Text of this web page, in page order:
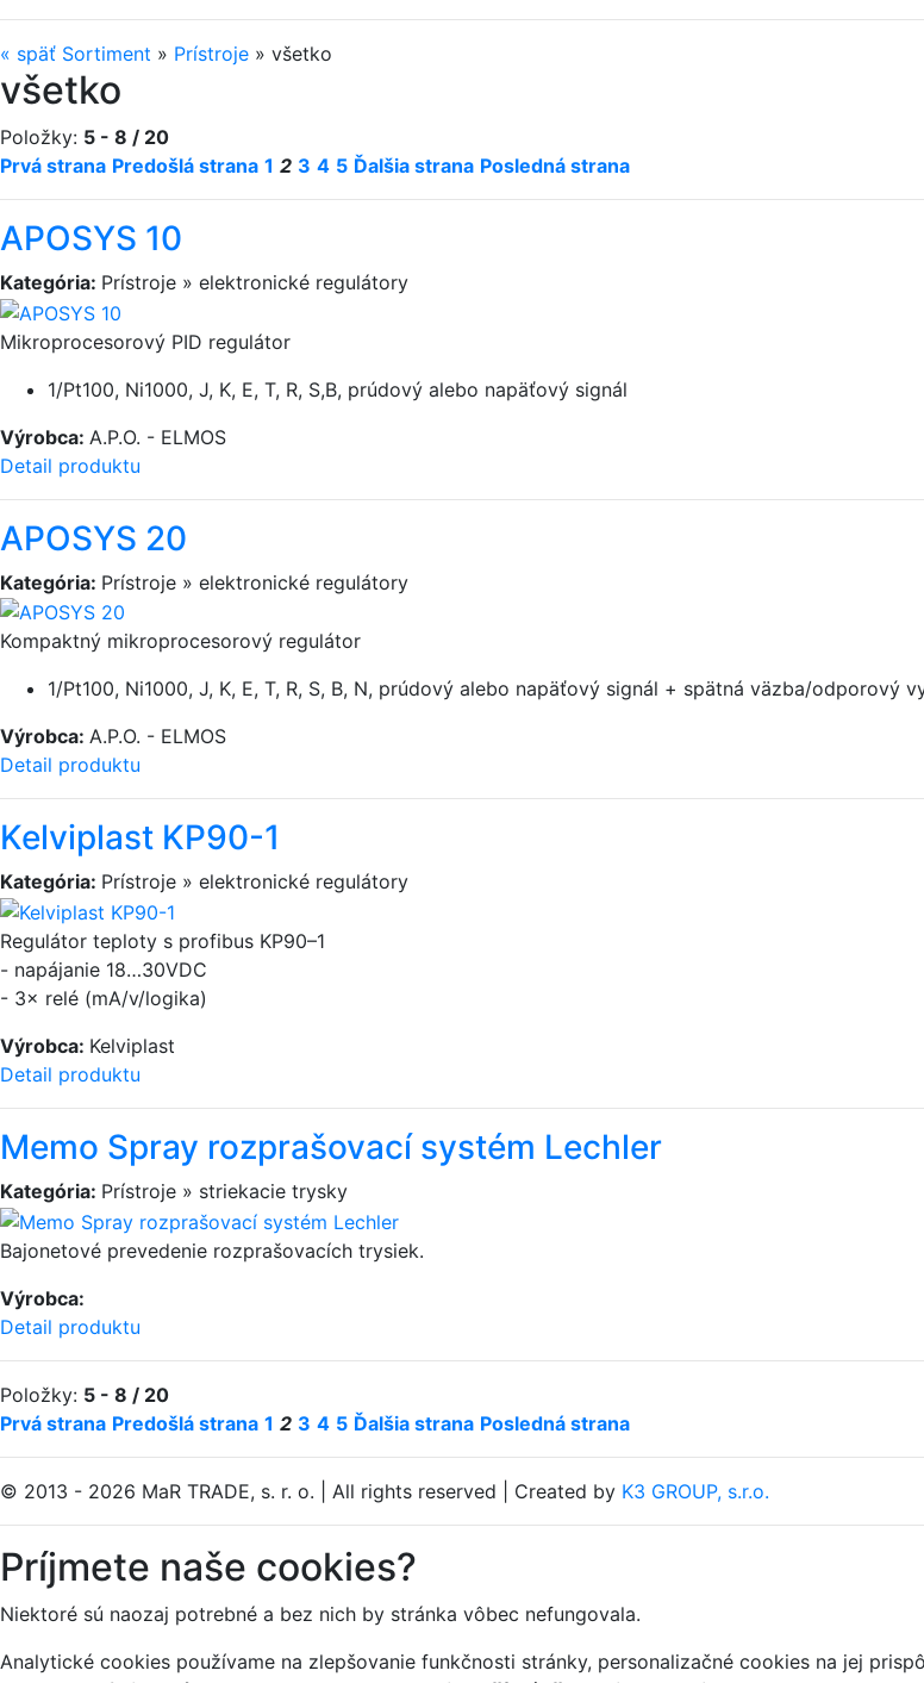
« späť Sortiment » Prístroje » všetko
všetko
Položky: 5 - 8 / 20
Prvá strana Predošlá strana 1 2 3 4 5 Ďalšia strana Posledná strana
APOSYS 10
Kategória: Prístroje » elektronické regulátory
Mikroprocesorový PID regulátor
1/Pt100, Ni1000, J, K, E, T, R, S,B, prúdový alebo napäťový signál
Výrobca: A.P.O. - ELMOS
Detail produktu
APOSYS 20
Kategória: Prístroje » elektronické regulátory
Kompaktný mikroprocesorový regulátor
1/Pt100, Ni1000, J, K, E, T, R, S, B, N, prúdový alebo napäťový signál + spätná väzba/odporový
Výrobca: A.P.O. - ELMOS
Detail produktu
Kelviplast KP90-1
Kategória: Prístroje » elektronické regulátory
Regulátor teploty s profibus KP90–1
- napájanie 18…30VDC
- 3× relé (mA/v/logika)
Výrobca: Kelviplast
Detail produktu
Memo Spray rozprašovací systém Lechler
Kategória: Prístroje » striekacie trysky
Bajonetové prevedenie rozprašovacích trysiek.
Výrobca:
Detail produktu
Položky: 5 - 8 / 20
Prvá strana Predošlá strana 1 2 3 4 5 Ďalšia strana Posledná strana
© 2013 - 2026 MaR TRADE, s. r. o. All rights reserved Created by K3 GROUP, s.r.o.
Príjmete naše cookies?
Niektoré sú naozaj potrebné a bez nich by stránka vôbec nefungovala.
Analytické cookies používame na zlepšovanie funkčnosti stránky, personalizačné cookies na jej